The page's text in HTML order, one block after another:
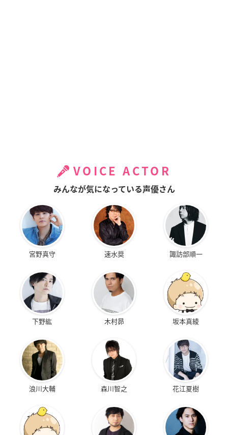
VOICE ACTOR
みんなが気になっている声優さん
宮野真守 速水奨 諏訪部順一
下野紘 木村昴 坂本真綾
浪川大輔 森川智之 花江夏樹